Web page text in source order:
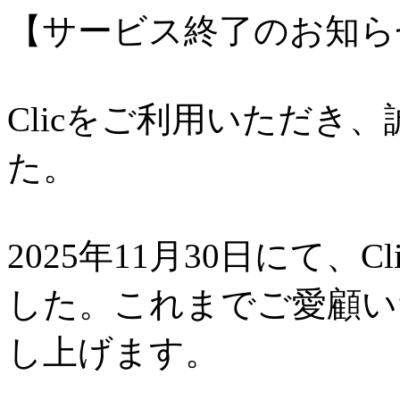
【サービス終了のお知
Clicをご利用いただき
た。
2025年11月30日にて、
した。これまでご愛顧
し上げます。